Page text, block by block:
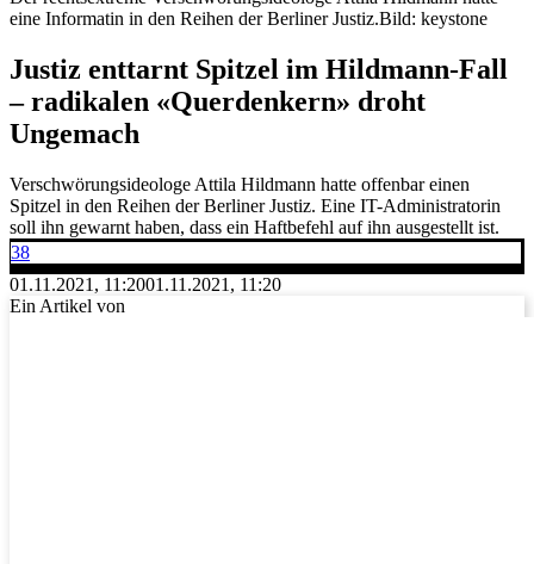
eine Informatin in den Reihen der Berliner Justiz.Bild: keystone
Justiz enttarnt Spitzel im Hildmann-Fall
– radikalen «Querdenkern» droht
Ungemach
Verschwörungsideologe Attila Hildmann hatte offenbar einen
Spitzel in den Reihen der Berliner Justiz. Eine IT-Administratorin
soll ihn gewarnt haben, dass ein Haftbefehl auf ihn ausgestellt ist.
38
01.11.2021, 11:2001.11.2021, 11:20
Ein Artikel von